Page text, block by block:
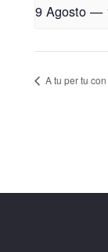
9 Agosto —
A tu per tu